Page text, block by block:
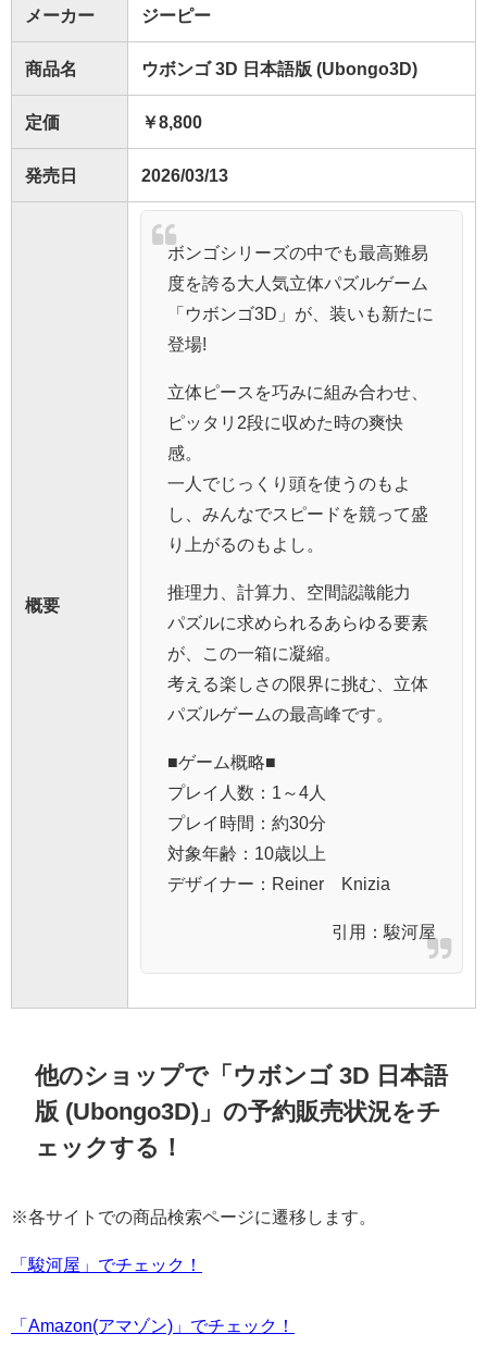
メーカー ジーピー
商品名 ウボンゴ 3D 日本語版 (Ubongo3D)
定価 ￥8,800
発売日 2026/03/13
概要
ボンゴシリーズの中でも最高難易
度を誇る大人気立体パズルゲーム
「ウボンゴ3D」が、装いも新たに
登場!
立体ピースを巧みに組み合わせ、
ピッタリ2段に収めた時の爽快
感。
一人でじっくり頭を使うのもよ
し、みんなでスピードを競って盛
り上がるのもよし。
推理力、計算力、空間認識能力
パズルに求められるあらゆる要素
が、この一箱に凝縮。
考える楽しさの限界に挑む、立体
パズルゲームの最高峰です。
■ゲーム概略■
プレイ人数：1～4人
プレイ時間：約30分
対象年齢：10歳以上
デザイナー：Reiner Knizia
引用： 駿河屋
他のショップで「ウボンゴ 3D 日本語
版 (Ubongo3D)」の予約販売状況をチ
ェックする！
※各サイトでの商品検索ページに遷移します。
「駿河屋」でチェック！
「Amazon(アマゾン)」でチェック！